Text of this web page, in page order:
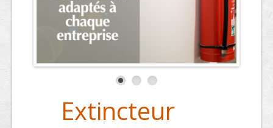
Extincteur